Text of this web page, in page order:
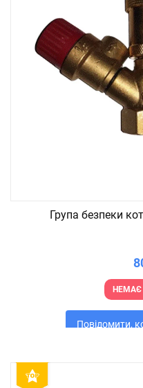
Група безпеки
НЕМАЄ
Повідомити,